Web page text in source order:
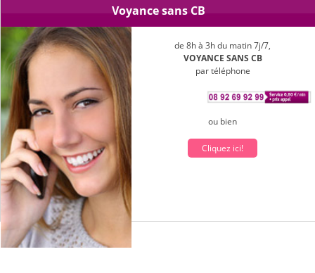
Voyance sans CB
de 8h à 3h du matin 7j/7,
VOYANCE SANS CB
par téléphone
ou bien
Cliquez ici!